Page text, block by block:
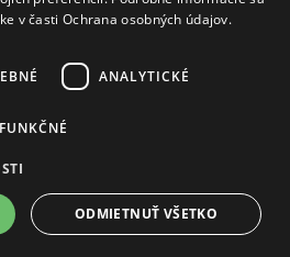
k odberu newslettera. Súhlasím
ochrany osobných údajov
že mám viac ako 16 rokov.
v časti Ochrana osobných údajov.
ANALYTICKÉ
FUNKČNÉ
ODMIETNUŤ VŠETKO